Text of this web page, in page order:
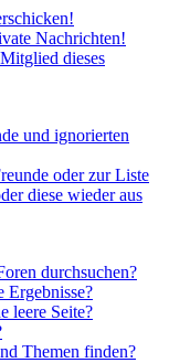
Nachrichten!
dieses
und ignorierten
oder zur Liste
diese wieder aus
durchsuchen?
Ergebnisse?
leere Seite?
Themen finden?